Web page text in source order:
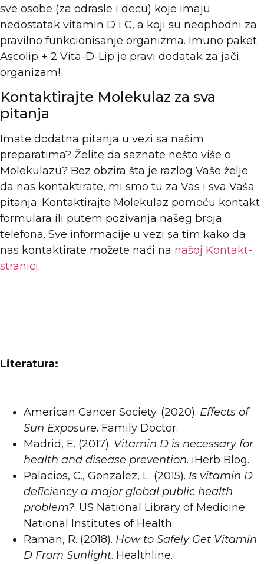
sve osobe (za odrasle i decu) koje imaju
nedostatak vitamin D i C, a koji su neophodni za
pravilno funkcionisanje organizma. Imuno paket
Ascolip + 2 Vita-D-Lip je pravi dodatak za jači
organizam!
Kontaktirajte Molekulaz za sva
pitanja
Imate dodatna pitanja u vezi sa našim
preparatima? Želite da saznate nešto više o
Molekulazu? Bez obzira šta je razlog Vaše želje
da nas kontaktirate, mi smo tu za Vas i sva Vaša
pitanja. Kontaktirajte Molekulaz pomoću kontakt
formulara ili putem pozivanja našeg broja
telefona. Sve informacije u vezi sa tim kako da
nas kontaktirate možete naći na našoj Kontakt-
stranici.
Literatura:
American Cancer Society. (2020). Effects of
Sun Exposure. Family Doctor.
Madrid, E. (2017). Vitamin D is necessary for
health and disease prevention. iHerb Blog.
Palacios, C., Gonzalez, L. (2015). Is vitamin D
deficiency a major global public health
problem?. US National Library of Medicine
National Institutes of Health.
Raman, R. (2018). How to Safely Get Vitamin
D From Sunlight. Healthline.